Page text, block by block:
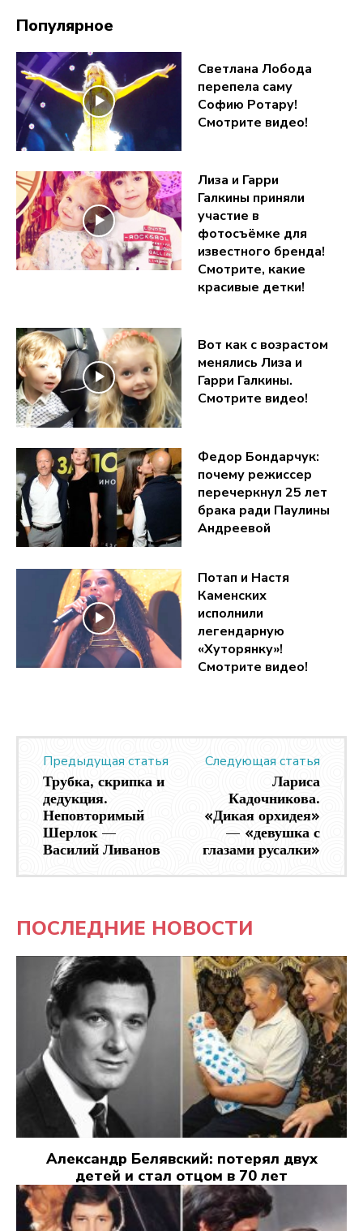
Популярное
Светлана Лобода
перепела саму
Софию Ротару!
Смотрите видео!
Лиза и Гарри
Галкины приняли
участие в
фотосъёмке для
известного бренда!
Смотрите, какие
красивые детки!
Вот как с возрастом
менялись Лиза и
Гарри Галкины.
Смотрите видео!
Федор Бондарчук:
почему режиссер
перечеркнул 25 лет
брака ради Паулины
Андреевой
Потап и Настя
Каменских
исполнили
легендарную
«Хуторянку»!
Смотрите видео!
Предыдущая статья
Трубка, скрипка и
дедукция.
Неповторимый
Шерлок —
Василий Ливанов
Следующая статья
Лариса
Кадочникова.
«Дикая орхидея»
— «девушка с
глазами русалки»
ПОСЛЕДНИЕ НОВОСТИ
Александр Белявский: потерял двух
детей и стал отцом в 70 лет